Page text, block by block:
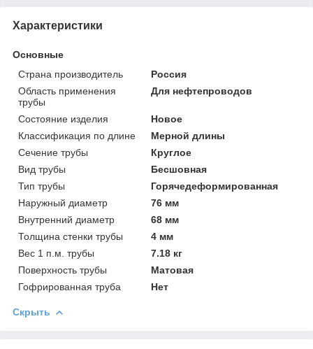
Характеристики
Основные
Страна производитель
Россия
Область применения
трубы
Для нефтепроводов
Состояние изделия
Новое
Классификация по длине
Мерной длины
Сечение трубы
Круглое
Вид трубы
Бесшовная
Тип трубы
Горячедеформированная
Наружный диаметр
76 мм
Внутренний диаметр
68 мм
Толщина стенки трубы
4 мм
Вес 1 п.м. трубы
7.18 кг
Поверхность трубы
Матовая
Гофрированная труба
Нет
Скрыть